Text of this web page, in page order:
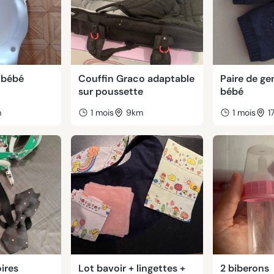
Couffin Graco adaptable
sur poussette
1 mois 9km
Paire de
bébé
1 mois
Lot bavoir + lingettes + 2 biberons